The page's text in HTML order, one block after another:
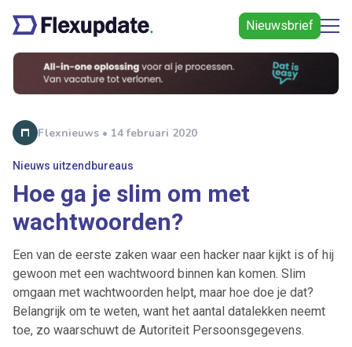
Nieuwsbrief
Flexnieuws • 14 februari 2020
Nieuws uitzendbureaus
Hoe ga je slim om met
wachtwoorden?
Een van de eerste zaken waar een hacker naar kijkt is of hij
gewoon met een wachtwoord binnen kan komen. Slim
omgaan met wachtwoorden helpt, maar hoe doe je dat?
Belangrijk om te weten, want het aantal datalekken neemt
toe, zo waarschuwt de Autoriteit Persoonsgegevens.